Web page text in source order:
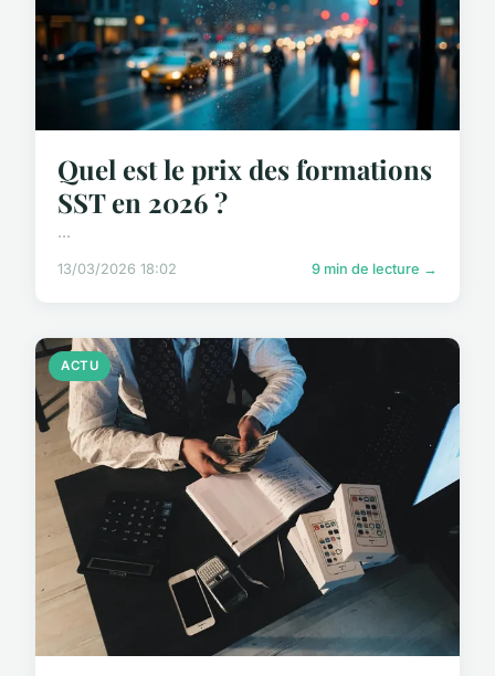
Quel est le prix des formations
SST en 2026 ?
...
13/03/2026 18:02 9 min de lecture →
ACTU